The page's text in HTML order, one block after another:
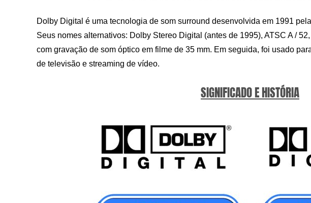
Dolby Digital é uma tecnologia de som surround desenvolvida em 1991
Seus nomes alternativos: Dolby Stereo Digital (antes de 1995), ATSC A /
com gravação de som óptico em filme de 35 mm. Em seguida, foi usado
de televisão e streaming de vídeo.
SIGNIFICADO E HISTÓRIA